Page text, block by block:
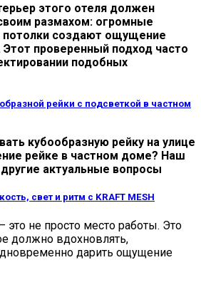
этого отеля должен
размахом: огромные
создают ощущение
Этот проверенный подход часто
подобных
рейки с подсветкой в частном
кубообразную рейку на улице
рейке в частном доме? Наш
актуальные вопросы
свет и ритм с KRAFT MESH
не просто место работы. Это
должно вдохновлять,
дарить ощущение